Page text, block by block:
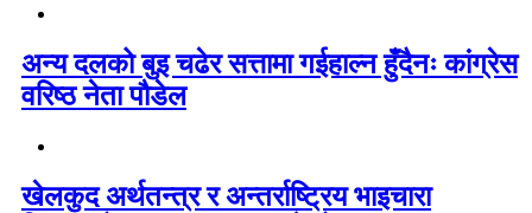
अन्य दलको बुइ चढेर सत्तामा गईहाल्न हुँदैनः कांग्रेस
वरिष्ठ नेता पौडेल
खेलकुद अर्थतन्त्र र अन्तर्राष्ट्रिय भाइचारा